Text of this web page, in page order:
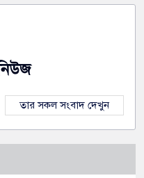
তার সকল সংবাদ দেখুন